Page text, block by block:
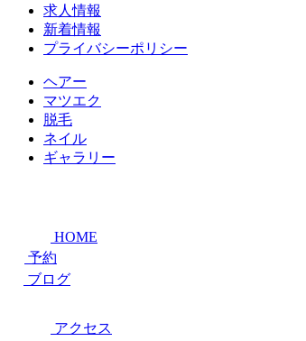
求人情報
新着情報
プライバシーポリシー
ヘアー
マツエク
脱毛
ネイル
ギャラリー
HOME
予約
ブログ
アクセス